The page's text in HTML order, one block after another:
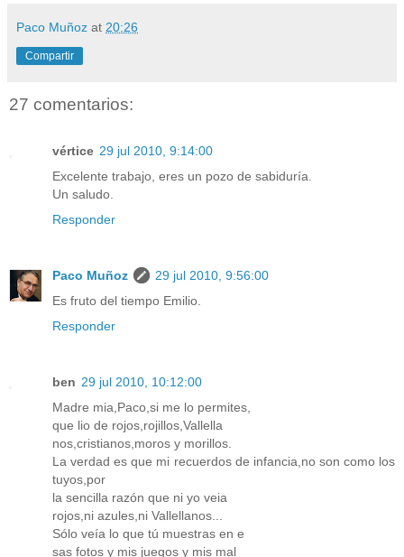
Paco Muñoz at 20:26
Compartir
27 comentarios:
vértice 29 jul 2010, 9:14:00
Excelente trabajo, eres un pozo de sabiduría.
Un saludo.
Responder
Paco Muñoz
29 jul 2010, 9:56:00
Es fruto del tiempo Emilio.
Responder
ben 29 jul 2010, 10:12:00
Madre mia,Paco,si me lo permites,
que lio de rojos,rojillos,Vallella
nos,cristianos,moros y morillos.
La verdad es que mi recuerdos de infancia,no son como los
tuyos,por
la sencilla razón que ni yo veia
rojos,ni azules,ni Vallellanos...
Sólo veía lo que tú muestras en e
sas fotos y mis juegos y mis mal